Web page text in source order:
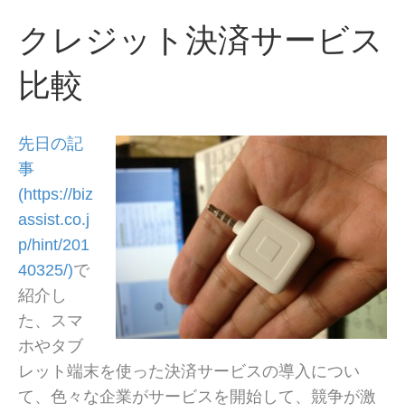
クレジット決済サービス
比較
先日の記
事
(https://biz
assist.co.j
p/hint/201
40325/)で
紹介し
た、スマ
ホやタブ
レット端末を使った決済サービスの導入につい
て、色々な企業がサービスを開始して、競争が激